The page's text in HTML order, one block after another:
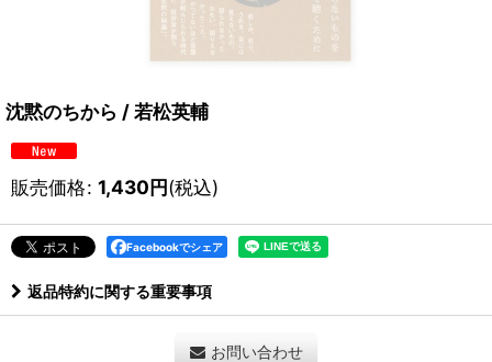
沈黙のちから / 若松英輔
販売価格: 1,430円(税込)
Facebookでシェア
返品特約に関する重要事項
お問い合わせ